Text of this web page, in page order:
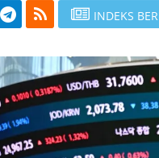
INDEKS